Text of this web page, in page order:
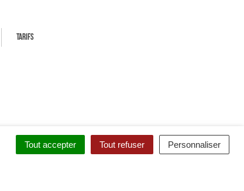
Tout accepter Tout refuser Personnaliser
TARIFS